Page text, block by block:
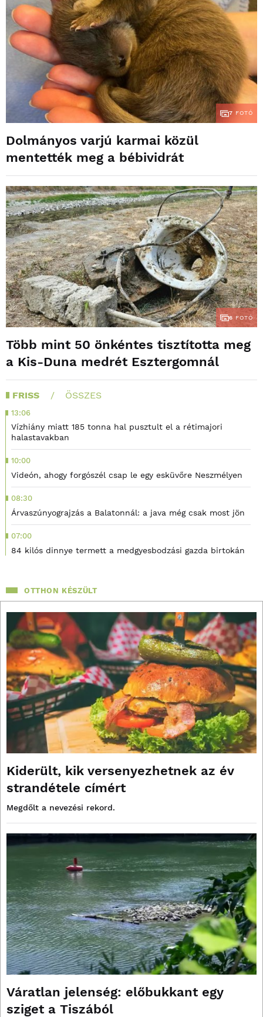
7 FOTÓ
Dolmányos varjú karmai közül
mentették meg a bébividrát
6 FOTÓ
Több mint 50 önkéntes tisztította meg
a Kis-Duna medrét Esztergomnál
FRISS ÖSSZES
13:06
Vízhiány miatt 185 tonna hal pusztult el a rétimajori
halastavakban
10:00
Videón, ahogy forgószél csap le egy esküvőre Neszmélyen
08:30
Árvaszúnyograjzás a Balatonnál: a java még csak most jön
07:00
84 kilós dinnye termett a medgyesbodzási gazda birtokán
OTTHON KÉSZÜLT
Kiderült, kik versenyezhetnek az év
strandétele címért
Megdőlt a nevezési rekord.
Váratlan jelenség: előbukkant egy
sziget a Tiszából